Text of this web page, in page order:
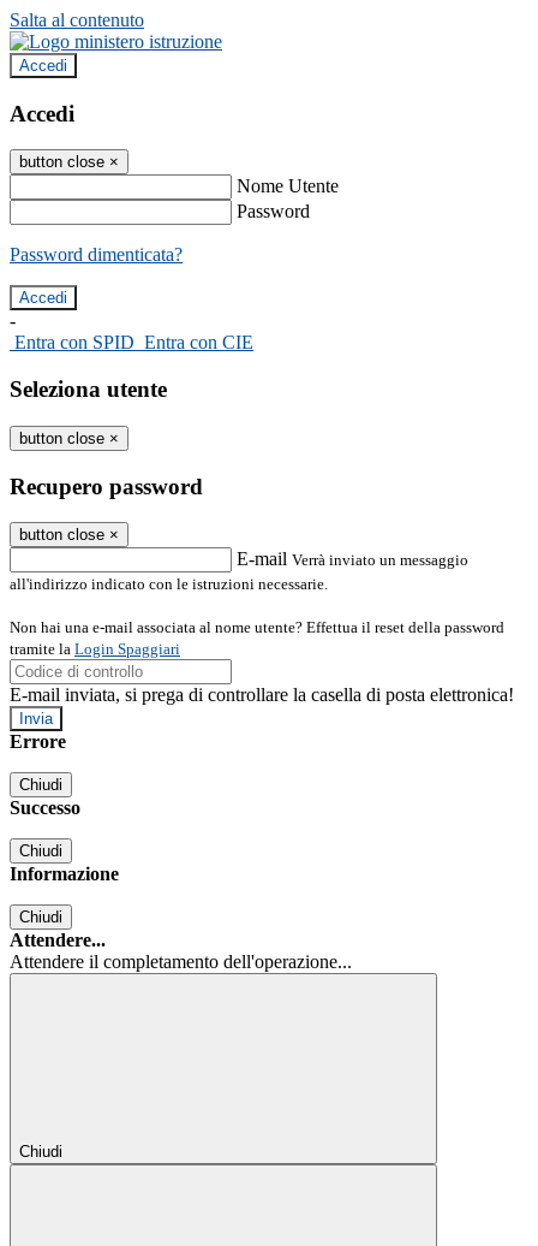
Salta al contenuto
Accedi
Accedi
button close ×
Nome Utente
Password
Password dimenticata?
-
Entra con SPID Entra con CIE
Seleziona utente
button close ×
Recupero password
button close ×
E-mail Verrà inviato un messaggio
all'indirizzo indicato con le istruzioni necessarie.
Non hai una e-mail associata al nome utente? Effettua il reset della password
tramite la Login Spaggiari
E-mail inviata, si prega di controllare la casella di posta elettronica!
Errore
Chiudi
Successo
Chiudi
Informazione
Chiudi
Attendere...
Attendere il completamento dell'operazione...
Chiudi